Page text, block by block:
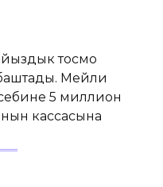
тосмо
Мейли
5 миллион
кассасына